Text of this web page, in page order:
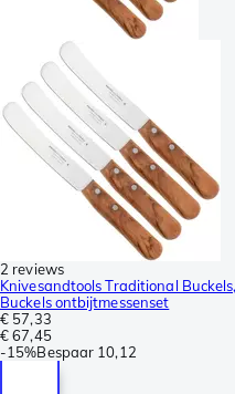
2 reviews
Knivesandtools Traditional
Buckels ontbijtmessenset
€ 57,33
€ 67,45
-15%Bespaar 10,12